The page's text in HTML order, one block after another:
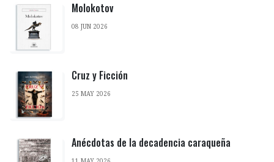
Molokotov
08 JUN 2026
Cruz y Ficción
25 MAY 2026
Anécdotas de la decadencia caraqueña